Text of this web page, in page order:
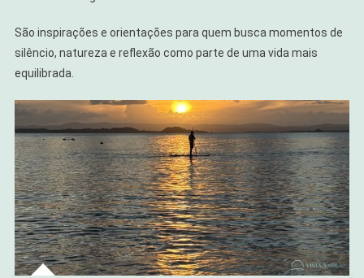
São inspirações e orientações para quem busca momentos de
silêncio, natureza e reflexão como parte de uma vida mais
equilibrada.